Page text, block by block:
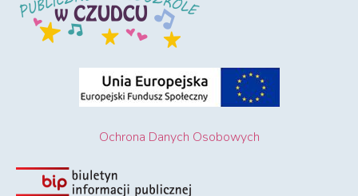
Ochrona Danych Osobowych